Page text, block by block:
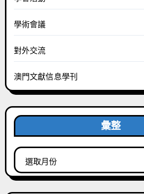
學術會議
對外交流
澳門文獻信息學刊
彙整
彙
整